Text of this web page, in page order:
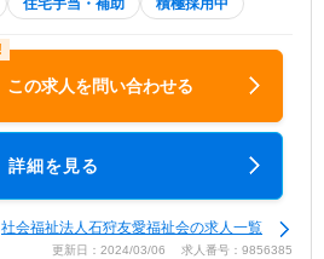
住宅手当・補助 積極採用中
この求人を問い合わせる
詳細を見る
社会福祉法人石狩友愛福祉会の求人一覧
更新日：2024/03/06 求人番号：9856385